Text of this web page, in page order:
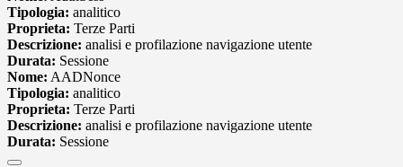
Tipologia: analitico
Proprieta: Terze Parti
Descrizione: analisi e profilazione navigazione utente
Durata: Sessione
Nome: AADNonce
Tipologia: analitico
Proprieta: Terze Parti
Descrizione: analisi e profilazione navigazione utente
Durata: Sessione